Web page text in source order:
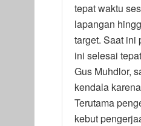
tepat waktu
lapangan
target. Saat ini
ini selesai
Gus Muhdlor,
kendala
Terutama
kebut